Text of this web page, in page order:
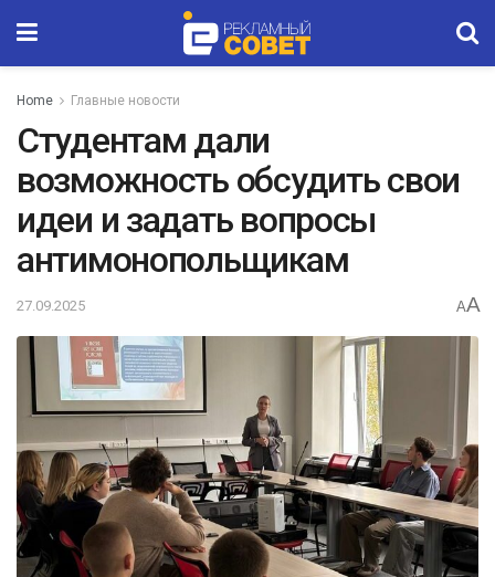
Home Главные новости
Студентам дали
возможность обсудить свои
идеи и задать вопросы
антимонопольщикам
27.09.2025 AA